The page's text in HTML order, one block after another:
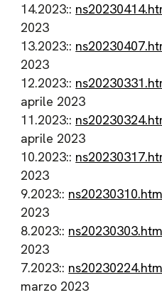
14.2023::
2023
13.2023::
2023
12.2023::
aprile 2023
11.2023::
aprile 2023
10.2023::
2023
9.2023:: ns20230310.htm
2023
8.2023:: ns20230303.htm
2023
7.2023:: ns20230224.htm
marzo 2023